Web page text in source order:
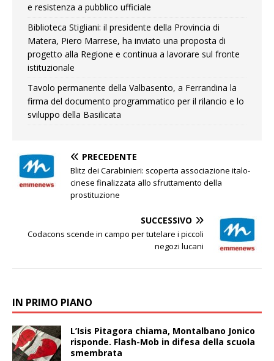
e resistenza a pubblico ufficiale
Biblioteca Stigliani: il presidente della Provincia di
Matera, Piero Marrese, ha inviato una proposta di
progetto alla Regione e continua a lavorare sul fronte
istituzionale
Tavolo permanente della Valbasento, a Ferrandina la
firma del documento programmatico per il rilancio e lo
sviluppo della Basilicata
PRECEDENTE
Blitz dei Carabinieri: scoperta associazione italo-
cinese finalizzata allo sfruttamento della
prostituzione
SUCCESSIVO
Codacons scende in campo per tutelare i piccoli
negozi lucani
IN PRIMO PIANO
L’Isis Pitagora chiama, Montalbano Jonico
risponde. Flash-Mob in difesa della scuola
smembrata